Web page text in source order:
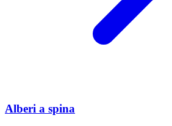
Alberi a spina